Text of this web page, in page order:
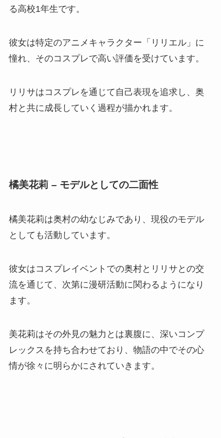
る高校1年生です。
彼女は特定のアニメキャラクター「リリエル」に
憧れ、そのコスプレで高い評価を受けています。
リリサはコスプレを通じて自己表現を追求し、奥
村と共に成長していく過程が描かれます。
橘美花莉 – モデルとしての二面性
橘美花莉は奥村の幼なじみであり、現役のモデル
としても活動しています。
彼女はコスプレイベントでの奥村とリリサとの交
流を通じて、次第に漫研活動に関わるようになり
ます。
美花莉はその外見の魅力とは裏腹に、深いコンプ
レックスを持ち合わせており、物語の中でその心
情が徐々に明らかにされていきます。